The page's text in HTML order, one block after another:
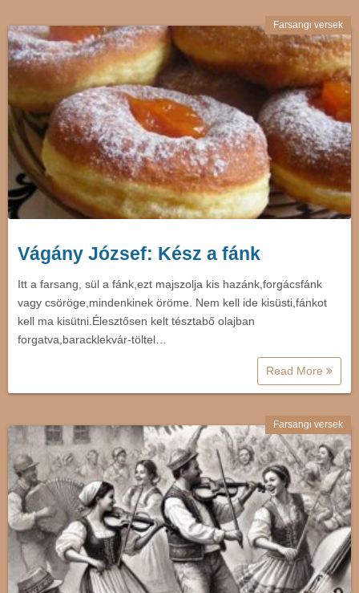
Farsangi versek
Vágány József: Kész a fánk
Itt a farsang, sül a fánk,ezt majszolja kis hazánk,forgácsfánk
vagy csöröge,mindenkinek öröme. Nem kell ide kisüsti,fánkot
kell ma kisütni.Élesztősen kelt tésztabő olajban
forgatva,baracklekvár-töltel…
Read More
Farsangi versek